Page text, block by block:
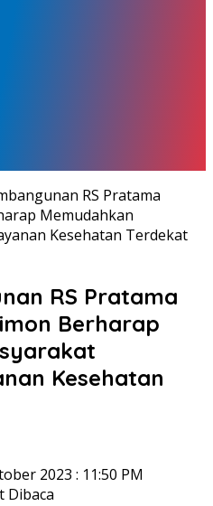
RS Pratama
Memudahkan
Kesehatan Terdekat
RS Pratama
Berharap
Kesehatan
2023 : 11:50 PM
Dibaca